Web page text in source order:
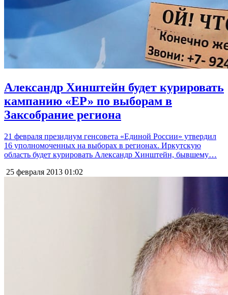
Александр Хинштейн будет курировать
кампанию «ЕР» по выборам в
Заксобрание региона
21 февраля президиум генсовета «Единой России» утвердил
16 уполномоченных на выборах в регионах. Иркутскую
область будет курировать Александр Хинштейн, бывшему…
25 февраля 2013 01:02